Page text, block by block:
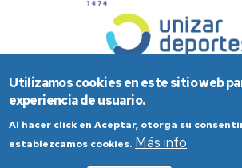
Utilizamos cookies en este sitio web
experiencia de usuario.
Al hacer click en Aceptar, otorga su
establezcamos cookies. Más info